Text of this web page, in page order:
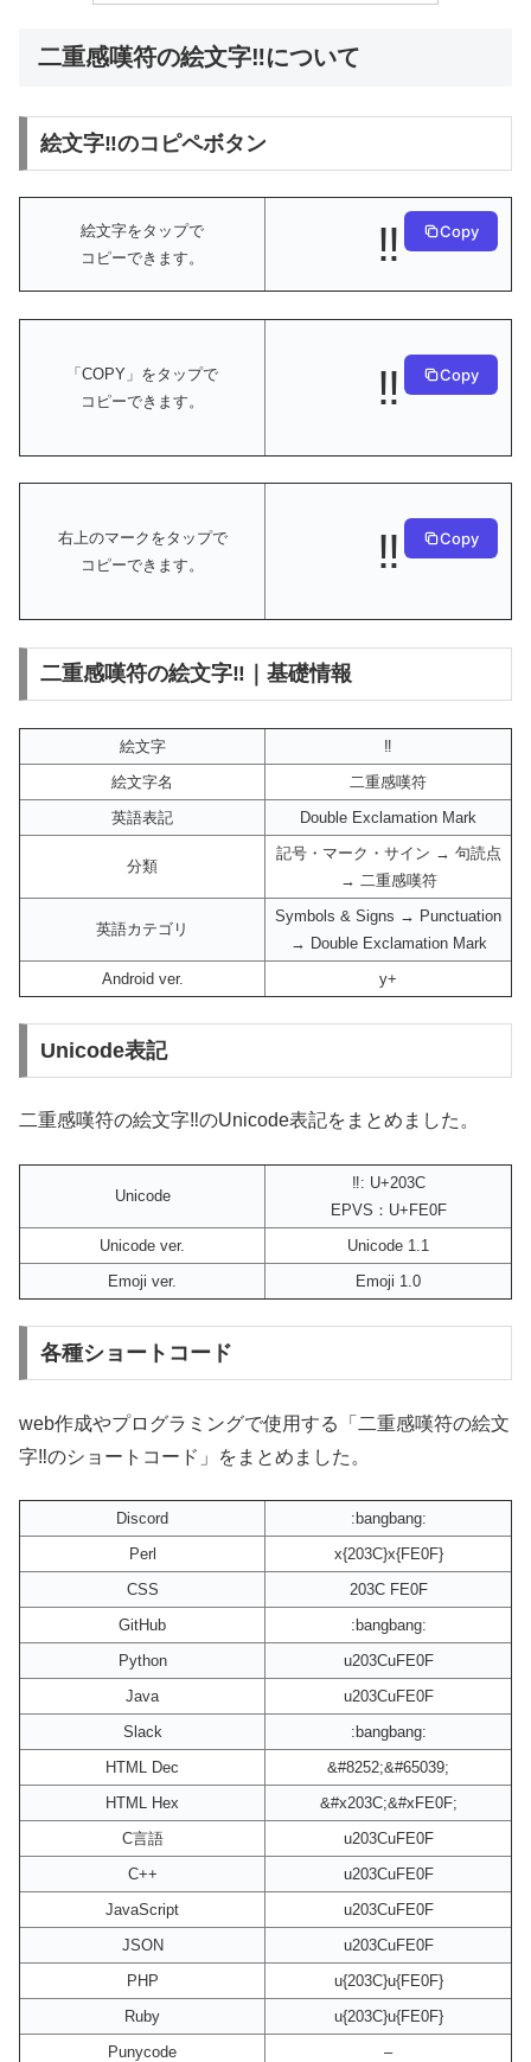
二重感嘆符の絵文字‼️について
絵文字‼️のコピペボタン
絵文字をタップで
コピーできます。
‼️ Copy
「COPY」をタップで
コピーできます。
‼️ Copy
右上のマークをタップで
コピーできます。
‼️ Copy
二重感嘆符の絵文字‼️｜基礎情報
絵文字
‼️
絵文字名
二重感嘆符
英語表記
Double Exclamation Mark
分類
記号・マーク・サイン → 句読点
→ 二重感嘆符
英語カテゴリ
Symbols & Signs → Punctuation
→ Double Exclamation Mark
Android ver.
y+
Unicode表記
二重感嘆符の絵文字‼️のUnicode表記をまとめました。
Unicode
‼: U+203C
EPVS：U+FE0F
Unicode ver.
Unicode 1.1
Emoji ver.
Emoji 1.0
各種ショートコード
web作成やプログラミングで使用する「二重感嘆符の絵文
字‼️のショートコード」をまとめました。
Discord
:bangbang:
Perl
x{203C}x{FE0F}
CSS
203C FE0F
GitHub
:bangbang:
Python
u203CuFE0F
Java
u203CuFE0F
Slack
:bangbang:
HTML Dec
&#8252;&#65039;
HTML Hex
&#x203C;&#xFE0F;
C言語
u203CuFE0F
C++
u203CuFE0F
JavaScript
u203CuFE0F
JSON
u203CuFE0F
PHP
u{203C}u{FE0F}
Ruby
u{203C}u{FE0F}
Punycode
–